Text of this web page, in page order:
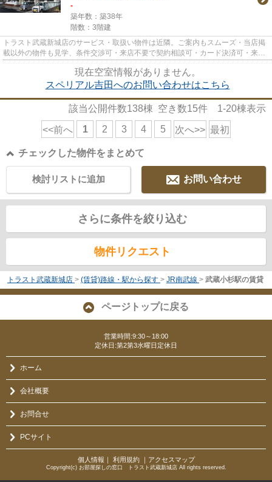
-
築年数：築38年
階数：3階建
トラスト武蔵新城店のサービス・取扱い物件は近隣。ご案内もスムーズ・当店掲
載以外の物件も見学、条件交渉可・来店不要で契約相談可・カード決済可・来店
時無料駐車場有（要電話予約...
現在空室情報がありません。
スペリアル吉田へのお問い合わせはこちら
該当公開件数138棟 空き数15件 1-20棟表示
<<前へ 1 2 3 4 5 次へ>> 最初
チェックした物件をまとめて
お問い合わせ
検討リストに追加
さらに条件を絞り込む
物件リクエスト
トラスト武蔵新城店 > (賃貸)路線・駅から探す > JR南武線 > 武蔵小杉駅の賃貸
ページトップに戻る
営業時間:9:30～18:00
定休日:第2第3水曜日定休日
ホーム
会社概要
お問合せ
PCサイト
個人情報 ｜ 利用規約｜ アクセスマップ
Copyright(c) お部屋探しの窓口 トラスト武蔵新城店 All rights reserved.